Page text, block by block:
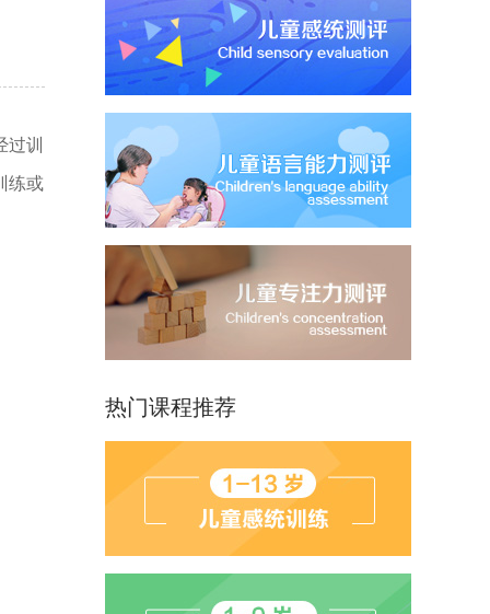
过训
练或
热门课程推荐